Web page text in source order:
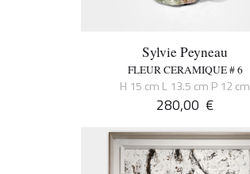
Sylvie Peyneau
FLEUR CERAMIQUE # 6
H 15 cm L 13.5 cm P 12 cm
280,00 €